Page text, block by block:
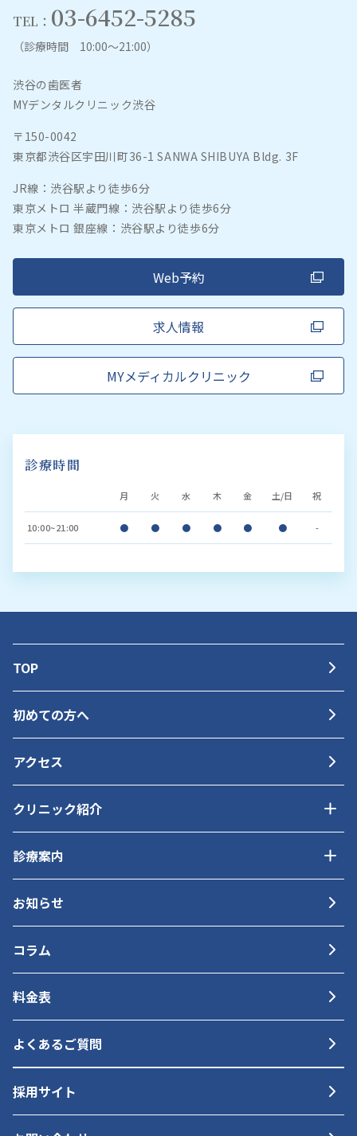
TEL： 03-6452-5285
（診療時間 10:00～21:00）
渋谷の歯医者
MYデンタルクリニック渋谷
〒150-0042
東京都渋谷区宇田川町36-1 SANWA SHIBUYA Bldg. 3F
JR線：渋谷駅より徒歩6分
東京メトロ 半蔵門線：渋谷駅より徒歩6分
東京メトロ 銀座線：渋谷駅より徒歩6分
Web予約
求人情報
MYメディカルクリニック
診療時間
月 火 水 木 金 土/日 祝
10:00~21:00 ● ● ● ● ● ● -
TOP
初めての方へ
アクセス
クリニック紹介
診療案内
お知らせ
コラム
料金表
よくあるご質問
採用サイト